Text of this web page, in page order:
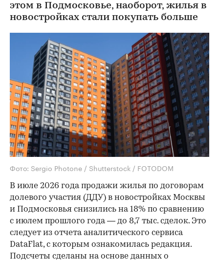
этом в Подмосковье, наоборот, жилья в
новостройках стали покупать больше
Фото: Sergio Photone / Shutterstock / FOTODOM
В июле 2026 года продажи жилья по договорам
долевого участия (ДДУ) в новостройках Москвы
и Подмосковья снизились на 18% по сравнению
с июлем прошлого года — до 8,7 тыс. сделок. Это
следует из отчета аналитического сервиса
DataFlat, с которым ознакомилась редакция.
Подсчеты сделаны на основе данных о